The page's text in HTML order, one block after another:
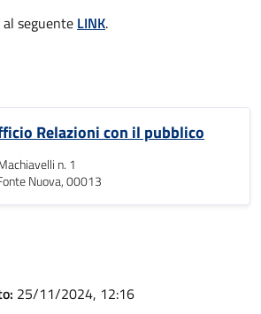
seguente LINK.
Relazioni con il pubblico
n. 1
Nuova, 00013
25/11/2024, 12:16